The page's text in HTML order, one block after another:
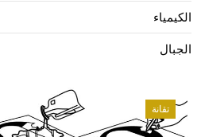
الكيمياء
الجبال
تقانة